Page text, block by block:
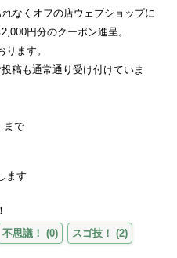
なくオフの店ウェブショップに
円分のクーポン進呈。
ます。
稿も通常通り受け付けていま
まで
ます
不思議！ (0) スゴ技！ (2)